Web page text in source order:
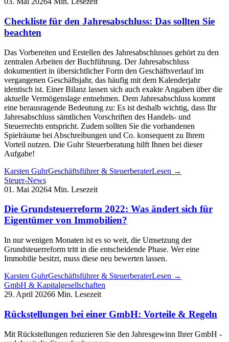
Checkliste für den Jahresabschluss: Das sollten Sie
beachten
Das Vorbereiten und Erstellen des Jahresabschlusses gehört zu den
zentralen Arbeiten der Buchführung. Der Jahresabschluss
dokumentiert in übersichtlicher Form den Geschäftsverlauf im
vergangenen Geschäftsjahr, das häufig mit dem Kalenderjahr
identisch ist. Einer Bilanz lassen sich auch exakte Angaben über die
aktuelle Vermögenslage entnehmen. Dem Jahresabschluss kommt
eine herausragende Bedeutung zu: Es ist deshalb wichtig, dass Ihr
Jahresabschluss sämtlichen Vorschriften des Handels- und
Steuerrechts entspricht. Zudem sollten Sie die vorhandenen
Spielräume bei Abschreibungen und Co. konsequent zu Ihrem
Vorteil nutzen. Die Guhr Steuerberatung hilft Ihnen bei dieser
Aufgabe!
Karsten GuhrGeschäftsführer & SteuerberaterLesen →
Steuer-News
01. Mai 20264 Min. Lesezeit
Die Grundsteuerreform 2022: Was ändert sich für
Eigentümer von Immobilien?
In nur wenigen Monaten ist es so weit, die Umsetzung der
Grundsteuerreform tritt in die entscheidende Phase. Wer eine
Immobilie besitzt, muss diese neu bewerten lassen.
Karsten GuhrGeschäftsführer & SteuerberaterLesen →
GmbH & Kapitalgesellschaften
29. April 20266 Min. Lesezeit
Rückstellungen bei einer GmbH: Vorteile & Regeln
Mit Rückstellungen reduzieren Sie den Jahresgewinn Ihrer GmbH -